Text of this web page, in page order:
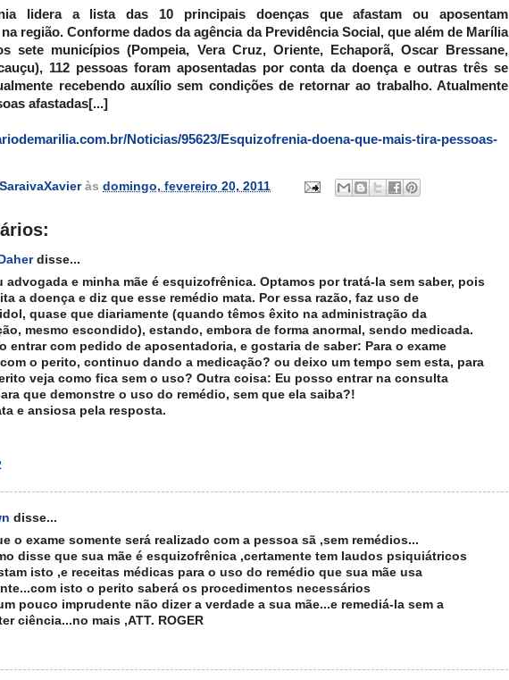
lidera a lista das 10 principais doenças que afastam ou aposentam
região. Conforme dados da agência da Previdência Social, que além de Marília
sete municípios (Pompeia, Vera Cruz, Oriente, Echaporã, Oscar Bressane,
112 pessoas foram aposentadas por conta da doença e outras três se
recebendo auxílio sem condições de retornar ao trabalho. Atualmente
afastadas[...]
Noticias/95623/Esquizofrenia-doena-que-mais-tira-pessoas-
às domingo, fevereiro 20, 2011
disse...
advogada e minha mãe é esquizofrênica. Optamos por tratá-la sem saber, pois
a doença e diz que esse remédio mata. Por essa razão, faz uso de
quase que diariamente (quando têmos êxito na administração da
mesmo escondido), estando, embora de forma anormal, sendo medicada.
entrar com pedido de aposentadoria, e gostaria de saber: Para o exame
o perito, continuo dando a medicação? ou deixo um tempo sem esta, para
veja como fica sem o uso? Outra coisa: Eu posso entrar na consulta
que demonstre o uso do remédio, sem que ela saiba?!
e ansiosa pela resposta.
disse...
o exame somente será realizado com a pessoa sã ,sem remédios...
disse que sua mãe é esquizofrênica ,certamente tem laudos psiquiátricos
isto ,e receitas médicas para o uso do remédio que sua mãe usa
isto o perito saberá os procedimentos necessários
pouco imprudente não dizer a verdade a sua mãe...e remediá-la sem a
ciência...no mais ,ATT. ROGER